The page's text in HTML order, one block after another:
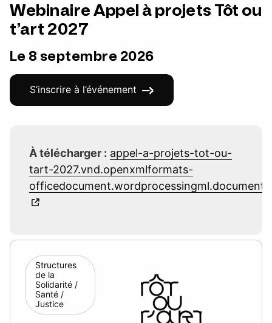
Webinaire Appel à projets Tôt ou
t’art 2027
Le 8 septembre 2026
S’inscrire à l’événement
À télécharger : appel-a-projets-tot-ou-
tart-2027.vnd.openxmlformats-
officedocument.wordprocessingml.document
Structures
de la
Solidarité /
Santé /
Justice